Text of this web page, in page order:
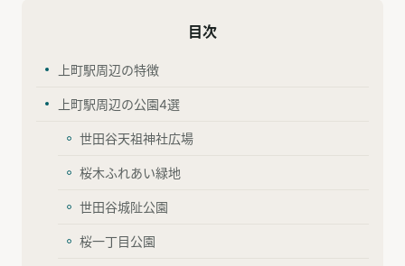
目次
上町駅周辺の特徴
上町駅周辺の公園4選
世田谷天祖神社広場
桜木ふれあい緑地
世田谷城阯公園
桜一丁目公園